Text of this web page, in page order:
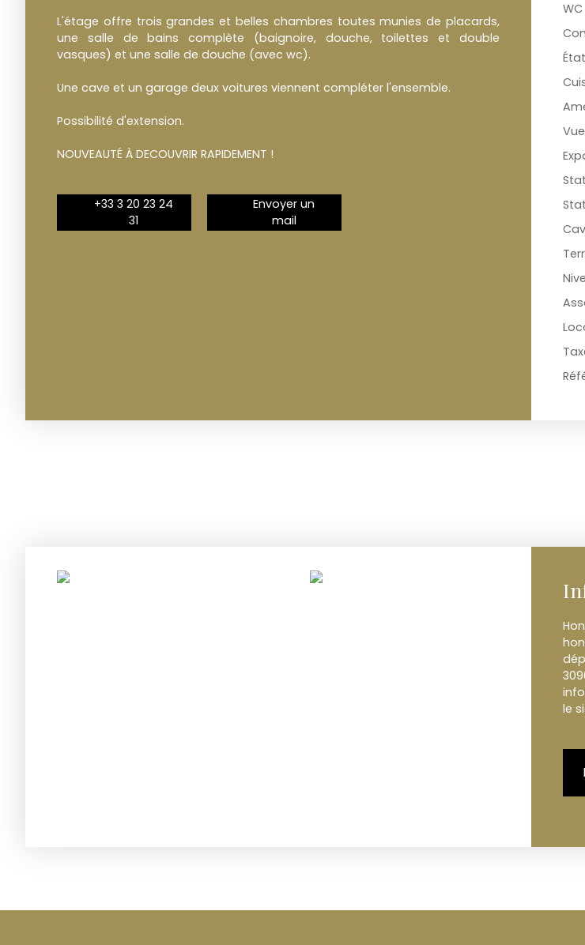
L'étage offre trois grandes et belles chambres toutes munies de placards,
une salle de bains complète (baignoire, douche, toilettes et double
vasques) et une salle de douche (avec wc).
Une cave et un garage deux voitures viennent compléter l'ensemble.
Possibilité d'extension.
NOUVEAUTÉ À DECOUVRIR RAPIDEMENT !
+33 3 20 23 24
31
Envoyer un
mail
WC
Vue
le